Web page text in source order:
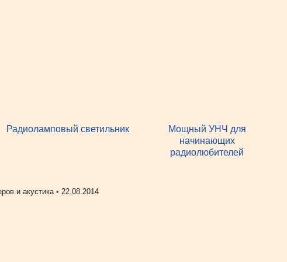
Радиоламповый светильник
Мощный УНЧ для
начинающих
радиолюбителей
и акустика• 22.08.2014